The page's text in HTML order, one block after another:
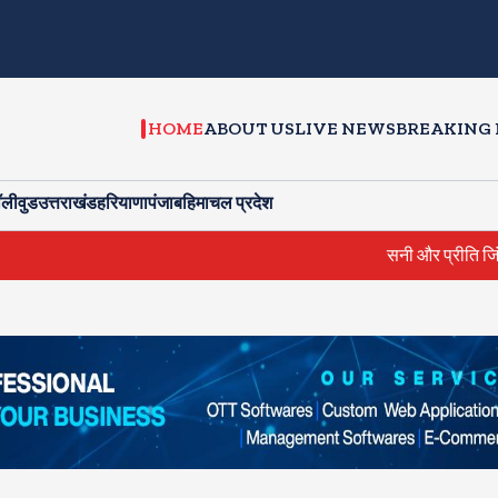
HOMEABOUT USLIVE NEWSBREAKING
उत्तराखंडहरियाणापंजाबहिमाचल प्रदेश
सनी और प्रीति जिंटा ने की सीएम से